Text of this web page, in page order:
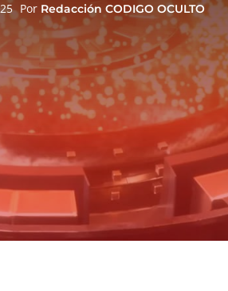
Por Redacción CODIGO OCULTO